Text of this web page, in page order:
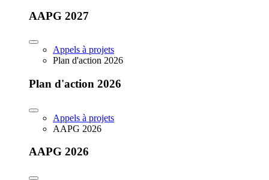
AAPG 2027
Appels à projets
Plan d'action 2026
Plan d'action 2026
Appels à projets
AAPG 2026
AAPG 2026